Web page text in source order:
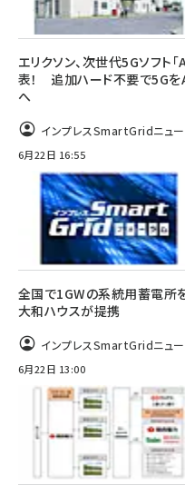
エリクソン、次世代5Gソフト
表！ 追加ハード不要で5Gを
へ
インプレスSmartGridニュー
6月22日 16:55
全国で1GWの系統用蓄電所
大和ハウスが提携
インプレスSmartGridニュー
6月22日 13:00